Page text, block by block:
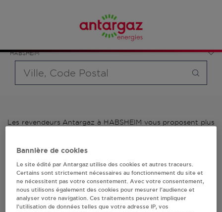
HABSHEIM
bouteille souhaité et le type de point de vente (revendeur /
distributeur automatique de bouteilles de gaz ou station GPL
carburant)
Les revendeurs Antargaz à HABSHEIM vous proposent plus
Antargaz à HABSHEIM, l'adresse, le numéro de téléphone de
votre stations GPL ou distributeurs de bouteilles de gaz.
1 revendeur(s) Antargaz
à HABSHEIM
Bannière de cookies
Le site édité par Antargaz utilise des cookies et autres traceurs.
Certains sont strictement nécessaires au fonctionnement du site et
ne nécessitent pas votre consentement. Avec votre consentement,
nous utilisons également des cookies pour mesurer l’audience et
analyser votre navigation. Ces traitements peuvent impliquer
l’utilisation de données telles que votre adresse IP, vos